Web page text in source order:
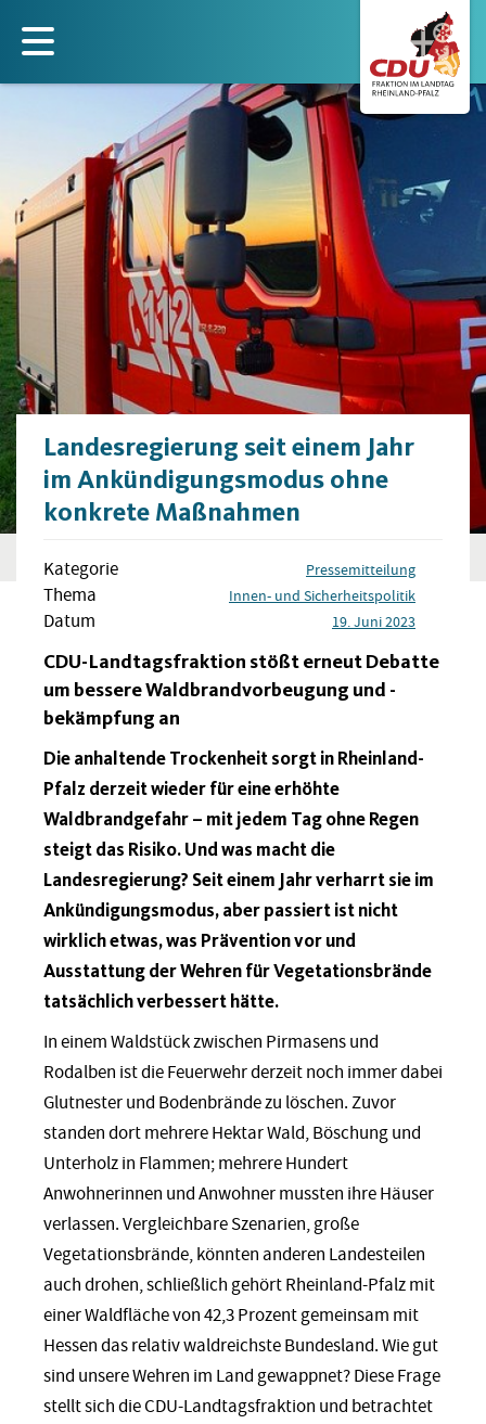
zum
Inhalt
Landesregierung seit einem Jahr
im Ankündigungsmodus ohne
konkrete Maßnahmen
Kategorie Pressemitteilung
Thema Innen- und Sicherheitspolitik
Datum 19. Juni 2023
CDU-Landtagsfraktion stößt erneut Debatte
um bessere Waldbrandvorbeugung und -
bekämpfung an
Die anhaltende Trockenheit sorgt in Rheinland-
Pfalz derzeit wieder für eine erhöhte
Waldbrandgefahr – mit jedem Tag ohne Regen
steigt das Risiko. Und was macht die
Landesregierung? Seit einem Jahr verharrt sie im
Ankündigungsmodus, aber passiert ist nicht
wirklich etwas, was Prävention vor und
Ausstattung der Wehren für Vegetationsbrände
tatsächlich verbessert hätte.
In einem Waldstück zwischen Pirmasens und
Rodalben ist die Feuerwehr derzeit noch immer dabei
Glutnester und Bodenbrände zu löschen. Zuvor
standen dort mehrere Hektar Wald, Böschung und
Unterholz in Flammen; mehrere Hundert
Anwohnerinnen und Anwohner mussten ihre Häuser
verlassen. Vergleichbare Szenarien, große
Vegetationsbrände, könnten anderen Landesteilen
auch drohen, schließlich gehört Rheinland-Pfalz mit
einer Waldfläche von 42,3 Prozent gemeinsam mit
Hessen das relativ waldreichste Bundesland. Wie gut
sind unsere Wehren im Land gewappnet? Diese Frage
stellt sich die CDU-Landtagsfraktion und betrachtet